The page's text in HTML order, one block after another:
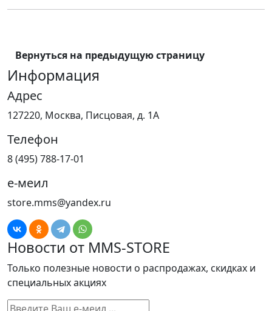
Вернуться на предыдущую страницу
Информация
Адрес
127220, Москва, Писцовая, д. 1А
Телефон
8 (495) 788-17-01
е-меил
store.mms@yandex.ru
Новости от MMS-STORE
Только полезные новости о распродажах, скидках и
специальных акциях